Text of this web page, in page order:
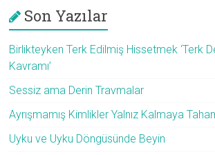
Son Yazılar
Birlikteyken Terk Edilmiş Hissetmek ‘Terk
Kavramı’
Sessiz ama Derin Travmalar
Ayrışmamış Kimlikler Yalnız Kalmaya
Uyku ve Uyku Döngüsünde Beyin